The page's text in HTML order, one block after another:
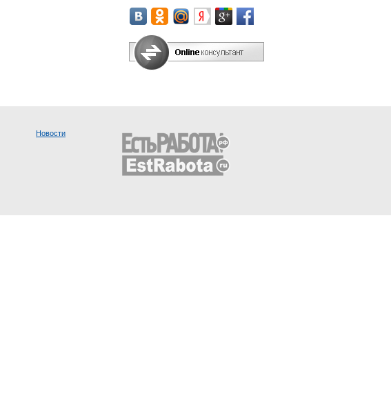
Новости